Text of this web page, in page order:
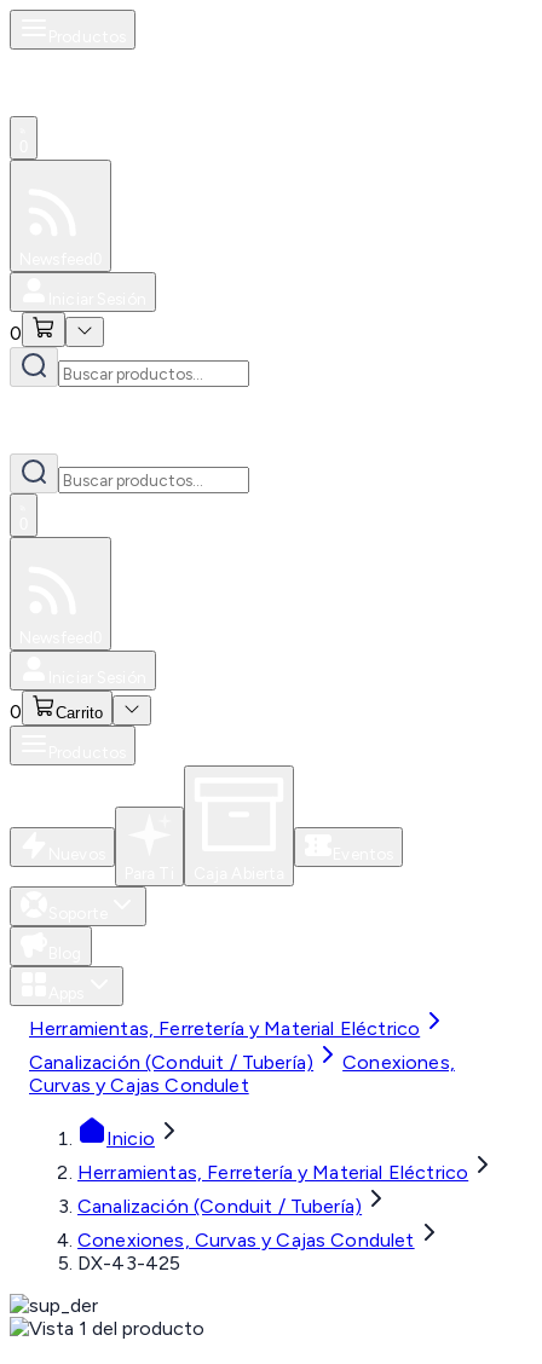
0
0 Carrito
Herramientas, Ferretería y Material Eléctrico
Canalización (Conduit / Tubería)
Conexiones,
Curvas y Cajas Condulet
Inicio
Herramientas, Ferretería y Material Eléctrico
Canalización (Conduit / Tubería)
Conexiones, Curvas y Cajas Condulet
DX-43-425